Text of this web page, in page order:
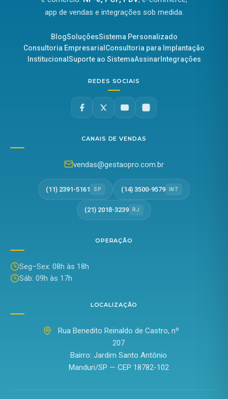
app de vendas e integrações sob medida.
BlogSoluçõesSistema Personalizado
Consultoria Empresarial Consultoria para Implantação
Institucional Suporte ao SistemaAssinar Integrações
REDES SOCIAIS
CANAIS DE VENDAS
vendas@gestaopro.com.br
(11) 2391-5161 SP (14) 3500-9579 INT
(21) 2018-3239 RJ
OPERAÇÃO
Seg–Sex: 08h às 18h
Sáb: 09h às 17h
LOCALIZAÇÃO
Rua Benedito Reinaldo de Castro, nº
207
Bairro: Jardim Santo Antônio
Manduri/SP — CEP 18782-102